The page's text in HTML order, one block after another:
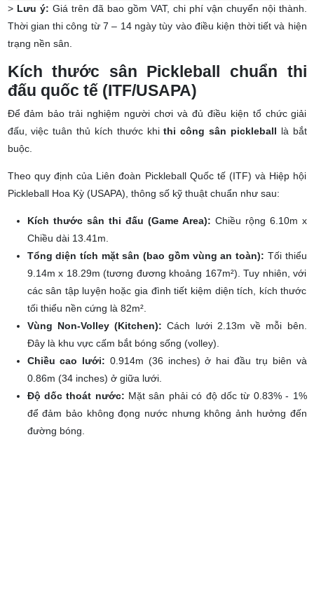
>Lưu ý:Giá trên đã bao gồm VAT, chi phí vận chuyển nội thành.
Thời gian thi công từ 7 – 14 ngày tùy vào điều kiện thời tiết và hiện
Kích thước sân Pickleball chuẩn thi
đấu quốc tế (ITF/USAPA)
Để đảm bảo trải nghiệm người chơi và đủ điều kiện tổ chức giải
đấu, việc tuân thủ kích thước khi
Theo quy định của Liên đoàn Pickleball Quốc tế (ITF) và Hiệp hội
Kích thước sân thi đấu (Game Area):
Chiều dài 13.41m.
Tổng diện tích mặt sân (bao gồm vùng an toàn):Tối thiểu
9.14m x 18.29m (tương đương khoảng 167m²). Tuy nhiên, với
các sân tập luyện hoặc gia đình tiết kiệm diện tích, kích thước
tối thiểu nền cứng là 82m².
Vùng Non-Volley (Kitchen):Cách lưới 2.13m về mỗi bên.
Đây là khu vực cấm bắt bóng sống (volley).
Chiều cao lưới:0.914m (36 inches) ở hai đầu trụ biên và
0.86m (34 inches) ở giữa lưới.
Độ dốc thoát nước:Mặt sân phải có độ dốc từ 0.83% - 1%
để đảm bảo không đọng nước nhưng không ảnh hưởng đến